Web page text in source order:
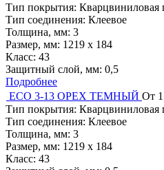
Тип покрытия: Кварцвиниловая
Тип соединения: Клеевое
Толщина, мм: 3
Размер, мм: 1219 x 184
Класс: 43
Защитный слой, мм: 0,5
Подробнее
ЕСО 3-13 ОРЕХ ТЕМНЫЙ От
Тип покрытия: Кварцвиниловая
Тип соединения: Клеевое
Толщина, мм: 3
Размер, мм: 1219 x 184
Класс: 43